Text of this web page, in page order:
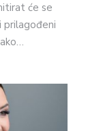
će se
prilagođeni